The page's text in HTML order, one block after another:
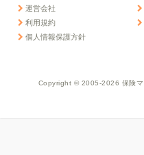
運営会社
利用規約
個人情報保護方針
Copyright © 2005-2026 保険マ